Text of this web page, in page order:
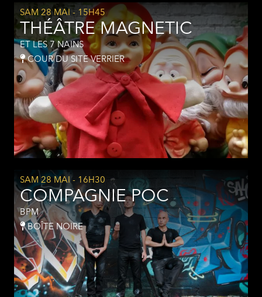
SAM 28 MAI - 15H45
THÉÂTRE MAGNETIC
ET LES 7 NAINS
COUR DU SITE VERRIER
SAM 28 MAI - 16H30
COMPAGNIE POC
BPM
BOÎTE NOIRE